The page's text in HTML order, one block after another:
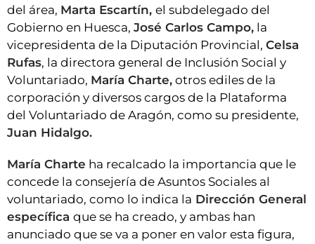
del área, Marta Escartín, el subdelegado del
Gobierno en Huesca, José Carlos Campo, la
vicepresidenta de la Diputación Provincial, Celsa
Rufas, la directora general de Inclusión Social y
Voluntariado, María Charte, otros ediles de la
corporación y diversos cargos de la Plataforma
del Voluntariado de Aragón, como su presidente,
Juan Hidalgo.
María Charte ha recalcado la importancia que le
concede la consejería de Asuntos Sociales al
voluntariado, como lo indica la Dirección General
específica que se ha creado, y ambas han
anunciado que se va a poner en valor esta figura,